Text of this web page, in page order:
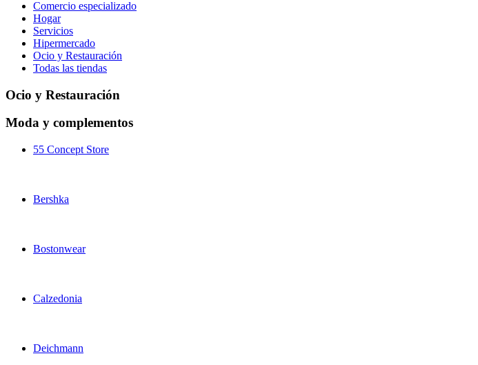
Comercio especializado
Hogar
Servicios
Hipermercado
Ocio y Restauración
Todas las tiendas
Ocio y Restauración
Moda y complementos
55 Concept Store
Bershka
Bostonwear
Calzedonia
Deichmann